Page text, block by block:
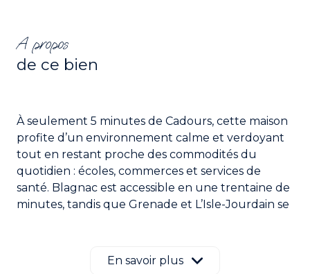
A propos
de ce bien
À seulement 5 minutes de Cadours, cette maison
profite d’un environnement calme et verdoyant
tout en restant proche des commodités du
quotidien : écoles, commerces et services de
santé. Blagnac est accessible en une trentaine de
minutes, tandis que Grenade et L’Isle-Jourdain se
Édifiée sur un terrain de 2 500 m², la maison
bénéficie d’un cadre naturel agréable avec une
En savoir plus